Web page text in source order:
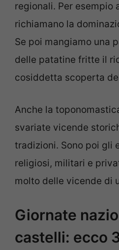
regionali. Per esempio
richiamano la
Se poi mangiamo una
delle patatine fritte il
cosiddetta scoperta
Anche la
svariate vicende
tradizioni. Sono poi gli
religiosi, militari e
molto delle vicende di
Giornate
castelli: ecco